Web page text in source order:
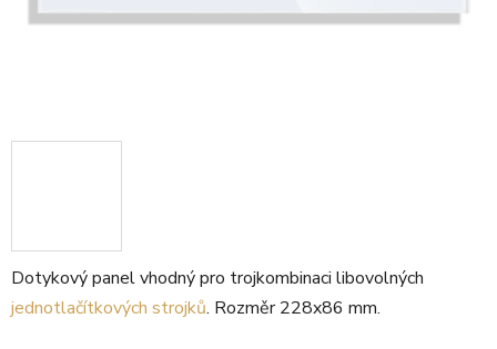
Dotykový panel vhodný pro trojkombinaci libovolných
jednotlačítkových strojků. Rozměr 228x86 mm.